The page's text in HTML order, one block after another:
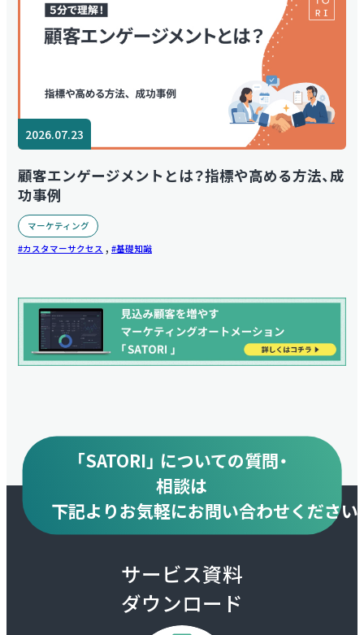
2026.07.23
顧客エンゲージメントとは？指標や高める方法、成
功事例
マーケティング
カスタマーサクセス , 基礎知識
「SATORI」 についての質問・
相談は
下記よりお気軽にお問い合わせください
サービス資料
ダウンロード